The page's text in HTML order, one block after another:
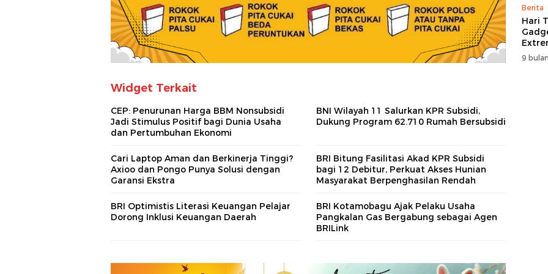
Widget Terkait
CEP: Penurunan Harga BBM Nonsubsidi
Jadi Stimulus Positif bagi Dunia Usaha
dan Pertumbuhan Ekonomi
BNI Wilayah 11 Salurkan KPR Subsidi,
Dukung Program 62.710 Rumah Bersubsidi
Cari Laptop Aman dan Berkinerja Tinggi?
Axioo dan Pongo Punya Solusi dengan
Garansi Ekstra
BRI Bitung Fasilitasi Akad KPR Subsidi
bagi 12 Debitur, Perkuat Akses Hunian
Masyarakat Berpenghasilan Rendah
BRI Optimistis Literasi Keuangan Pelajar
Dorong Inklusi Keuangan Daerah
BRI Kotamobagu Ajak Pelaku Usaha
Pangkalan Gas Bergabung sebagai Agen
BRILink
Berita
Hari
9